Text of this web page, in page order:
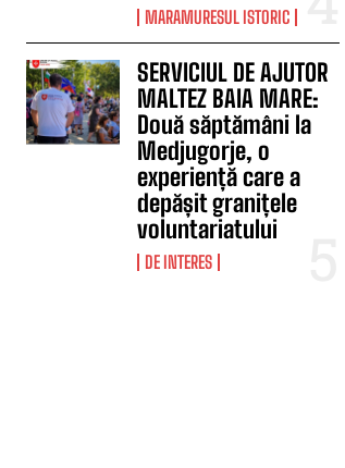
MARAMURESUL ISTORIC
SERVICIUL DE AJUTOR
MALTEZ BAIA MARE:
Două săptămâni la
Medjugorje, o
experiență care a
depășit granițele
voluntariatului
DE INTERES